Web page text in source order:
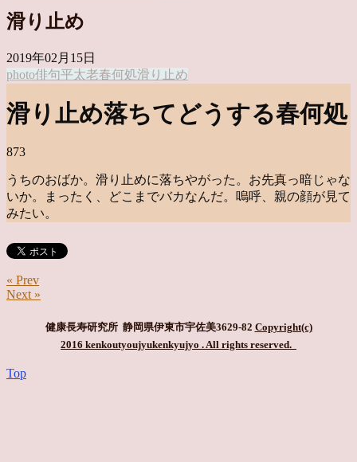
滑り止め
2019年02月15日
photo俳句平太老春何処滑り止め
滑り止め落ちてどうする春何処
873
うちのおばか。滑り止めに落ちやがった。お先真っ暗じゃな
いか。まったく、どこまでバカなんだ。嗚呼、親の顔が見て
みたい。
« Prev
Next »
健康長寿研究所 静岡県伊東市宇佐美3629-82 Copyright(c)
2016 kenkoutyoujyukenkyujyo . All rights reserved.
Top